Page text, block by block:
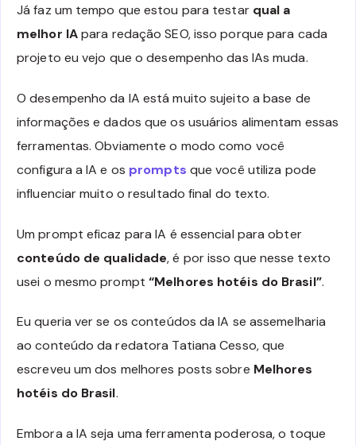
Já faz um tempo que estou para testar qual a
melhor IApara redação SEO, isso porque para cada
projeto eu vejo que o desempenho das IAs muda.
O desempenho da IA está muito sujeito a base de
informações e dados que os usuários alimentam essas
ferramentas. Obviamente o modo como você
configura a IA e os prompts que você utiliza pode
influenciar muito o resultado final do texto.
Um prompt eficaz para IA é essencial para obter
conteúdo de qualidade, é por isso que nesse texto
usei o mesmo prompt“Melhores hotéis do Brasil”.
Eu queria ver se os conteúdos da IA se assemelharia
ao conteúdo da redatora Tatiana Cesso, que
escreveu um dos melhores posts sobre Melhores
hotéis do Brasil.
Embora a IA seja uma ferramenta poderosa, o toque